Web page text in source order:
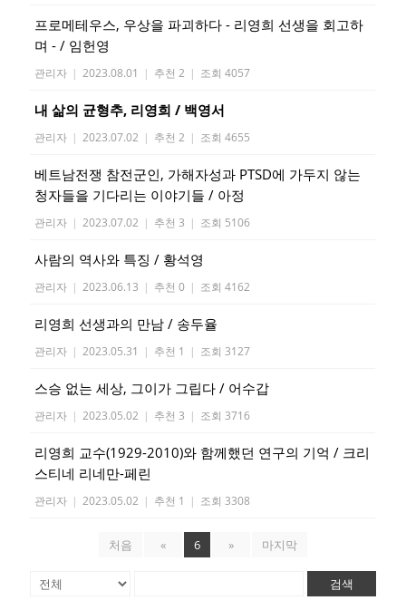
프로메테우스, 우상을 파괴하다 - 리영희 선생을 회고하
며 - / 임헌영
관리자 | 2023.08.01 | 추천 2 | 조회 4057
내 삶의 균형추, 리영희 / 백영서
관리자 | 2023.07.02 | 추천 2 | 조회 4655
베트남전쟁 참전군인, 가해자성과 PTSD에 가두지 않는
청자들을 기다리는 이야기들 / 아정
관리자 | 2023.07.02 | 추천 3 | 조회 5106
사람의 역사와 특징 / 황석영
관리자 | 2023.06.13 | 추천 0 | 조회 4162
리영희 선생과의 만남 / 송두율
관리자 | 2023.05.31 | 추천 1 | 조회 3127
스승 없는 세상, 그이가 그립다 / 어수갑
관리자 | 2023.05.02 | 추천 3 | 조회 3716
리영희 교수(1929-2010)와 함께했던 연구의 기억 / 크리
스티네 리네만-페린
관리자 | 2023.05.02 | 추천 1 | 조회 3308
처음 « 6 » 마지막
검색